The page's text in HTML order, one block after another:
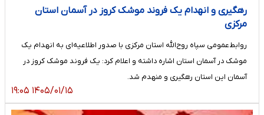
رهگیری و انهدام یک فروند موشک کروز در آسمان استان
مرکزی
روابط‌عمومی سپاه روح‌الله استان مرکزی با صدور اطلاعیه‌ای به انهدام یک
موشک در آسمان استان اشاره داشته و اعلام کرد: یک فروند موشک کروز در
آسمان این استان رهگیری و منهدم شد.
۱۴۰۵/۰۱/۱۵ ۱۹:۰۵